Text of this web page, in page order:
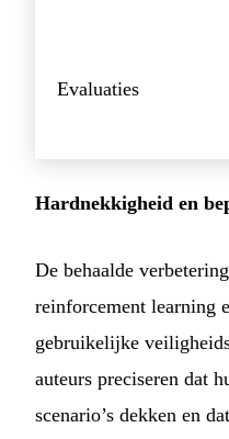
Evaluaties
Hardnekkigheid en
De behaalde
reinforcement learning
gebruikelijke
auteurs preciseren dat
scenario’s dekken en